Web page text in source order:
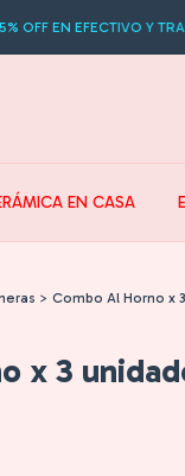
Y TRANSFERENCIA
EN CASA
> Combo Al Horno x
x 3